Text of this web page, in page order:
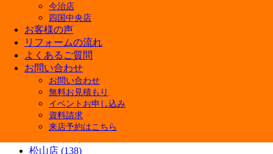
今治店
四国中央店
お客様の声
リフォームの流れ
よくあるご質問
お問い合わせ
お問い合わせ
無料お見積もり
イベントお申し込み
資料請求
来店予約はこちら
快眠リフォーム (3)
ペットと暮らす幸せリフォーム (5)
商品紹介 (3)
施工ブログ (5)
補助金 (7)
Youtube (7)
イベント情報 (38)
施工事例 (13)
新居浜店 (145)
四国中央店 (133)
松山店 (138)